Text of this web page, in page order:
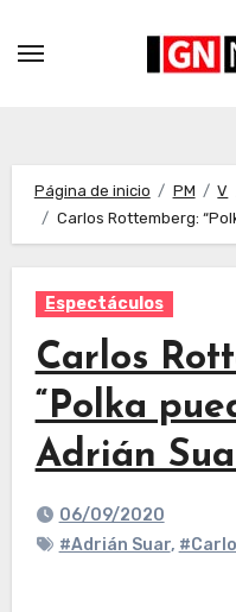
Página de inicio PM V
Carlos Rottemberg:
Espectáculos
Carlos
“Polka
Adrián
06/09/2020
#Adrián Suar,